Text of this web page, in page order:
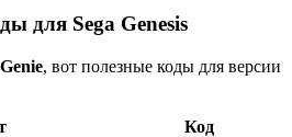
для Sega Genesis
, вот полезные коды для версии
Код